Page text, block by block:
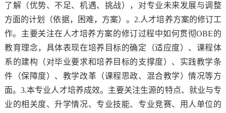
了解（优势、不足、机遇、挑战），对专业未来发展与调整
方面的计划（依据，困难，方案）。2.人才培养方案的修订工
作。主要关注在人才培养方案的修订过程中如何贯彻OBE的
教育理念，具体表现在培养目标的确定（适应度）、课程体
系的建构（对毕业要求和培养目标的支撑度）、实践教学条
件（保障度）、教学改革（课程思政、混合教学）情况等方
面。3.本专业人才培养成效。主要关注生源的特点、就业与专
业的相关度、升学情况、专业技能、专业竞赛、用人单位的